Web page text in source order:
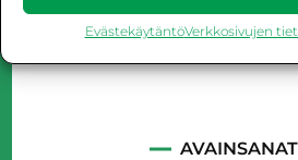
EvästekäytäntöVerkkosivujen
AVAINSANAT